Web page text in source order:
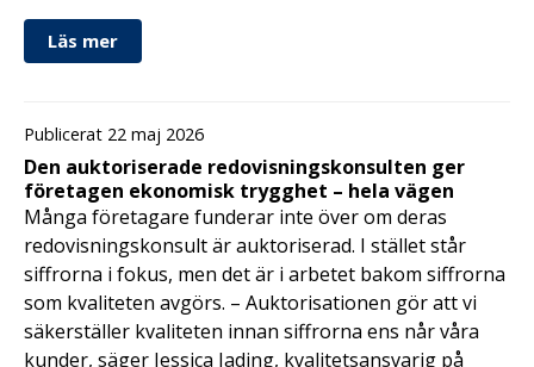
Läs mer
Publicerat 22 maj 2026
Den auktoriserade redovisningskonsulten ger
företagen ekonomisk trygghet – hela vägen
Många företagare funderar inte över om deras
redovisningskonsult är auktoriserad. I stället står
siffrorna i fokus, men det är i arbetet bakom siffrorna
som kvaliteten avgörs. – Auktorisationen gör att vi
säkerställer kvaliteten innan siffrorna ens når våra
kunder, säger Jessica Jading, kvalitetsansvarig på